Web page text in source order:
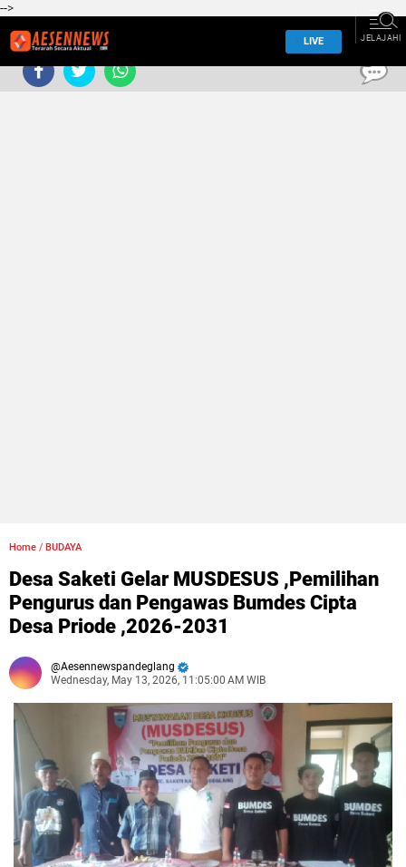
-->
LIVE JELAJAHI
Home / BUDAYA
Desa Saketi Gelar MUSDESUS ,Pemilihan
Pengurus dan Pengawas Bumdes Cipta
Desa Priode ,2026-2031
Aesennewspandeglang
Wednesday, May 13, 2026, 11:05:00 AM WIB